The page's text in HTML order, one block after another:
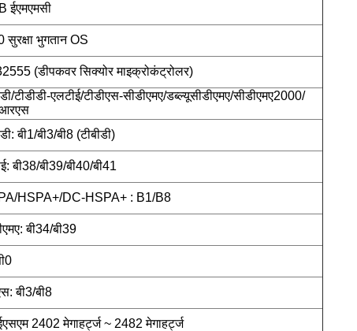
ईएमएमसी
भुगतान OS
(डीपकवर सिक्योर माइक्रोकंट्रोलर)
टीडीडी-एलटीई/टीडीएस-सीडीएमए/डब्ल्यूसीडीएमए/सीडीएमए2000/
बी1/बी3/बी8 (टीबीडी)
बी38/बी39/बी40/बी41
HSPA+/DC-HSPA+ : B1/B8
बी34/बी39
बी3/बी8
2402 मेगाहर्ट्ज ~ 2482 मेगाहर्ट्ज